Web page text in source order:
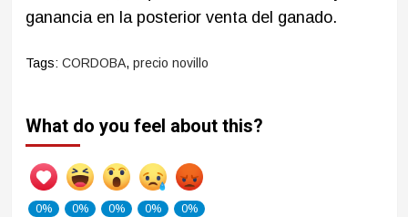
ganancia en la posterior venta del ganado.
Tags: CORDOBA, precio novillo
What do you feel about this?
0%
0%
0%
0%
0%